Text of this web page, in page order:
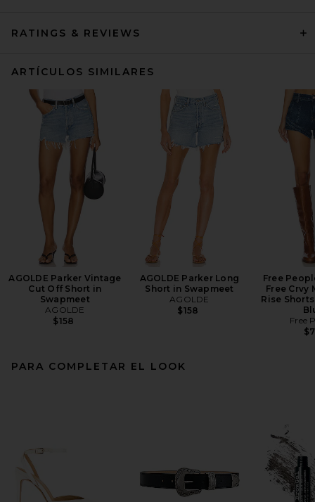
RATINGS & REVIEWS
ARTÍCULOS SIMILARES
AGOLDE Parker Vintage
Cut Off Short in
Swapmeet
AGOLDE
$158
AGOLDE Parker Long
Short in Swapmeet
AGOLDE
$158
Free
Free Crvy
Rise
Free
PARA COMPLETAR EL LOOK